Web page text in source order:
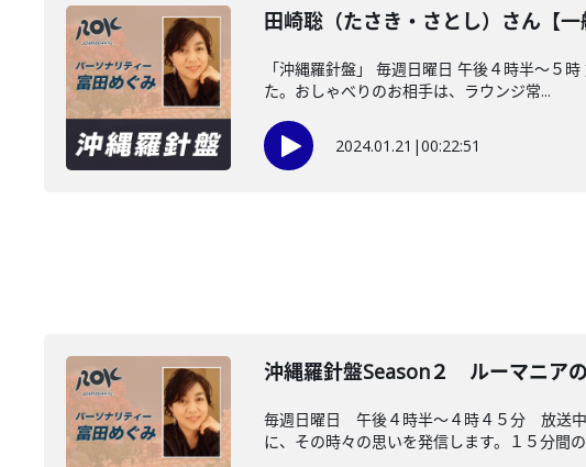
田崎聡（たさき・さとし）さん【
「沖縄羅針盤」 毎週日曜日 午後４時半～５
た。おしゃべりのお相手は、ラウンジ常...
2024.01.21 |00:22:51
沖縄羅針盤Season２ ルーマニア
毎週日曜日 午後４時半～４時４５分 放送中
に、その時々の思いを発信します。１５分間